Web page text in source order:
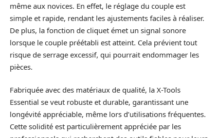
même aux novices. En effet, le réglage du couple est
simple et rapide, rendant les ajustements faciles à réaliser.
De plus, la fonction de cliquet émet un signal sonore
lorsque le couple préétabli est atteint. Cela prévient tout
risque de serrage excessif, qui pourrait endommager les
pièces.
Fabriquée avec des matériaux de qualité, la X-Tools
Essential se veut robuste et durable, garantissant une
longévité appréciable, même lors d’utilisations fréquentes.
Cette solidité est particulièrement appréciée par les